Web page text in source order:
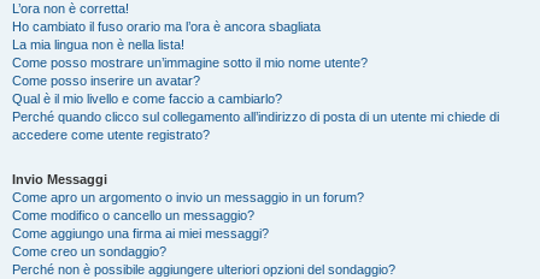
L’ora non è corretta!
Ho cambiato il fuso orario ma l’ora è ancora sbagliata
La mia lingua non è nella lista!
Come posso mostrare un’immagine sotto il mio nome utente?
Come posso inserire un avatar?
Qual è il mio livello e come faccio a cambiarlo?
Perché quando clicco sul collegamento all’indirizzo di posta di un utente mi chiede di
accedere come utente registrato?
Invio Messaggi
Come apro un argomento o invio un messaggio in un forum?
Come modifico o cancello un messaggio?
Come aggiungo una firma ai miei messaggi?
Come creo un sondaggio?
Perché non è possibile aggiungere ulteriori opzioni del sondaggio?